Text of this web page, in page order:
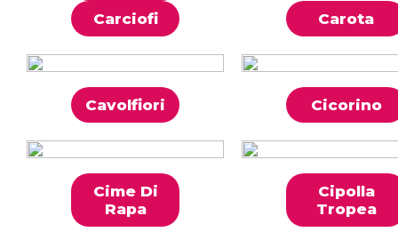
Carciofi Carota
Cavolfiori Cicorino
Cime Di
Rapa
Cipolla
Tropea